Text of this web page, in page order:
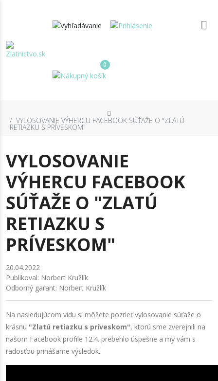
0
VYLOSOVANIE VÝHERCU FACEBOOK SÚŤAŽE O "ZLATÚ
RETIAZKU S PRÍVESKOM"
VYLOSOVANIE
VÝHERCU FACEBOOK
SÚŤAŽE O "ZLATÚ
RETIAZKU S
PRÍVESKOM"
20.04.2022
Publikoval: Norbert Kružlík
Odborný garant: Norbert Kružlík
Na nasledujúcom vidu si môžete pozrieť vylosovanie súťaže o
krásnu "Zlatú retiazku s príveskom", ktorú sme zverejnili na
našom Facebook profile 12.4. prebehlo úspešne a my vám s
radosťou prinášame výsledok.